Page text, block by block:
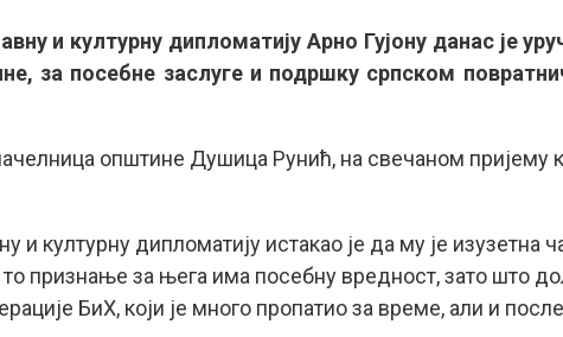
и културну дипломатију Арно Гујону данас је
за посебне заслуге и подршку српском
општине Душица Рунић, на свечаном пријему
и културну дипломатију истакао је да му је изузетна
признање за њега има посебну вредност, зато што
БиХ, који је много пропатио за време, али и